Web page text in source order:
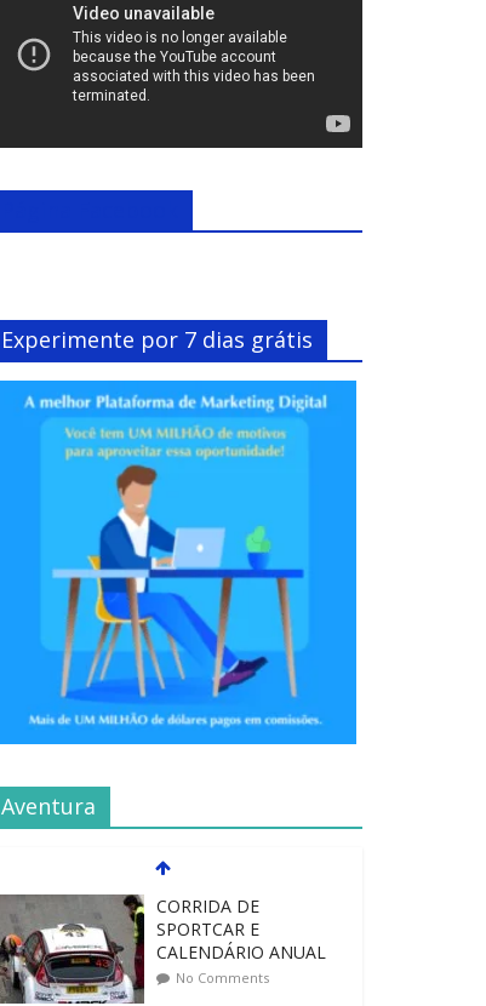
Experimente por 7 dias grátis
Aventura
CORRIDA DE
SPORTCAR E
CALENDÁRIO ANUAL
No Comments